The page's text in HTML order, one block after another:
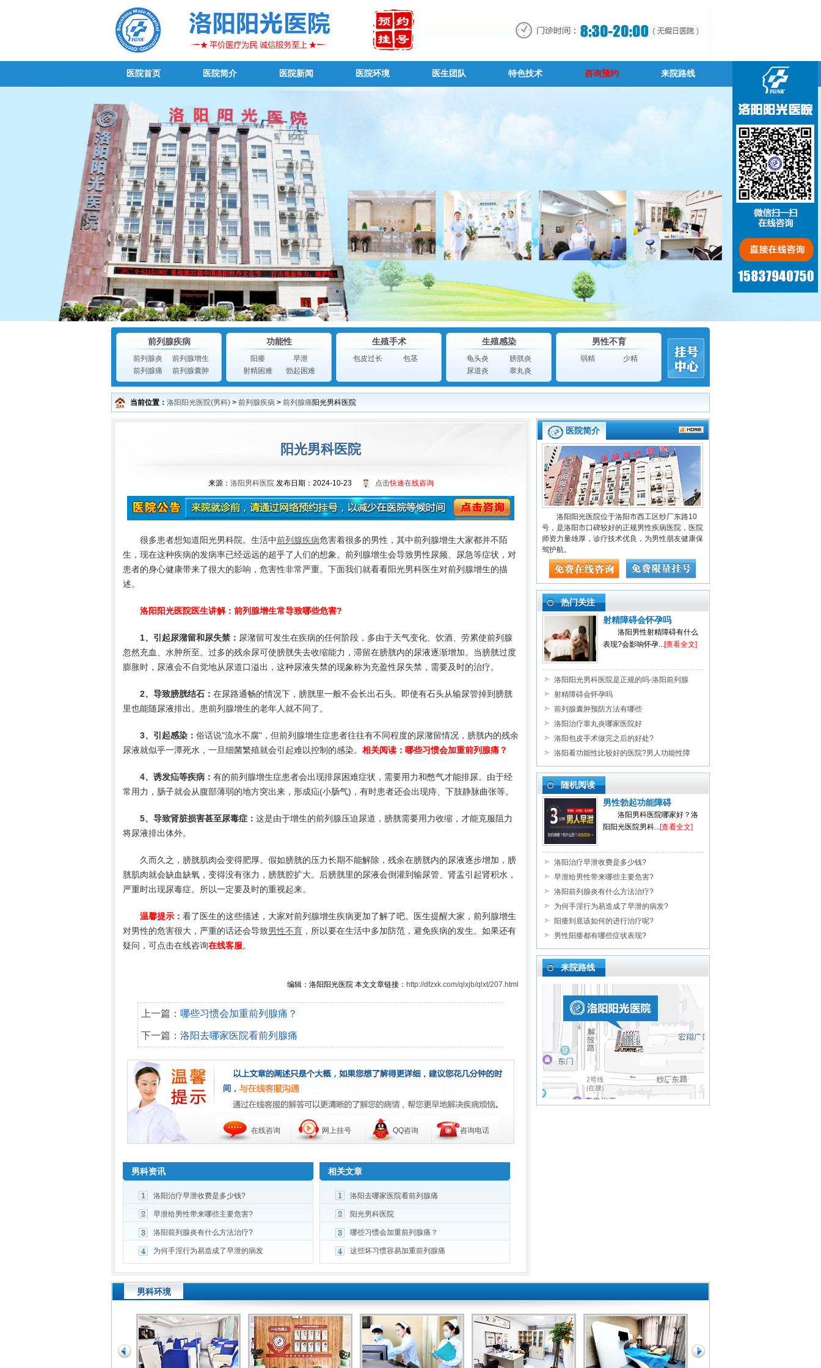
医院首页 医院简介 医院新闻 医院环境 医生团队 特色技术 咨询预约 来院路线
前列腺疾病
前列腺炎
前列腺增生
前列腺痛
前列腺囊肿
功能性
阳痿
早泄
射精困难
勃起困难
生殖手术
包皮过长 包茎
生殖感染
龟头炎
膀胱炎
尿道炎
睾丸炎
男性不育
弱精 少精
当前位置： 洛阳阳光医院(男科) > 前列腺疾病 > 前列腺痛阳光男科医院
阳光男科医院
来源： 洛阳男科医院发布日期：2024-10-23 点击快速在线咨询
很多患者想知道阳光男科院。生活中前列腺疾病危害着很多的男性，其中前列腺增生大家都并不陌
生，现在这种疾病的发病率已经远远的超乎了人们的想象。前列腺增生会导致男性尿频、尿急等症状，对
患者的身心健康带来了很大的影响，危害性非常严重。下面我们就看看阳光男科医生对前列腺增生的描
述。
洛阳阳光医院医生讲解：前列腺增生常导致哪些危害?
1、引起尿潴留和尿失禁： 尿潴留可发生在疾病的任何阶段，多由于天气变化、饮酒、劳累使前列腺
忽然充血、水肿所至。过多的残余尿可使膀胱失去收缩能力，滞留在膀胱内的尿液逐渐增加。当膀胱过度
膨胀时，尿液会不自觉地从尿道口溢出，这种尿液失禁的现象称为充盈性尿失禁，需要及时的治疗。
2、导致膀胱结石： 在尿路通畅的情况下，膀胱里一般不会长出石头。即使有石头从输尿管掉到膀胱
里也能随尿液排出。患前列腺增生的老年人就不同了。
3、引起感染： 俗话说"流水不腐"，但前列腺增生症患者往往有不同程度的尿潴留情况，膀胱内的残余
尿液就似乎一潭死水，一旦细菌繁殖就会引起难以控制的感染。 相关阅读： 哪些习惯会加重前列腺痛？
4、诱发疝等疾病： 有的前列腺增生症患者会出现排尿困难症状，需要用力和憋气才能排尿。由于经
常用力，肠子就会从腹部薄弱的地方突出来，形成疝(小肠气)，有时患者还会出现痔、下肢静脉曲张等。
5、导致肾脏损害甚至尿毒症： 这是由于增生的前列腺压迫尿道，膀胱需要用力收缩，才能克服阻力
将尿液排出体外。
久而久之，膀胱肌肉会变得肥厚。假如膀胱的压力长期不能解除，残余在膀胱内的尿液逐步增加，膀
胱肌肉就会缺血缺氧，变得没有张力，膀胱腔扩大。后膀胱里的尿液会倒灌到输尿管、肾盂引起肾积水，
严重时出现尿毒症。所以一定要及时的重视起来。
温馨提示： 看了医生的这些描述，大家对前列腺增生疾病更加了解了吧。医生提醒大家，前列腺增生
对男性的危害很大，严重的话还会导致男性不育 ，所以要在生活中多加防范，避免疾病的发生。如果还有
疑问，可点击在线咨询在线客服。
编辑：洛阳阳光医院 本文文章链接： http://dfzxk.com/qlxjb/qlxt/207.html
上一篇： 哪些习惯会加重前列腺痛？
下一篇： 洛阳去哪家医院看前列腺痛
在线咨询 网上挂号 QQ咨询 咨询电话
男科资讯
洛阳治疗早泄收费是多少钱?
早泄给男性带来哪些主要危害?
洛阳前列腺炎有什么方法治疗?
为何手淫行为易造成了早泄的病发
相关文章
洛阳去哪家医院看前列腺痛
阳光男科医院
哪些习惯会加重前列腺痛？
这些坏习惯容易加重前列腺痛
医院简介
洛阳阳光医院位于洛阳市西工区纱厂东路10
号，是洛阳市口碑较好的正规男性疾病医院，医院
师资力量雄厚，诊疗技术优良，为男性朋友健康保
驾护航。
热门关注
射精障碍会怀孕吗
洛阳男性射精障碍有什么
表现?会影响怀孕...[查看全文]
洛阳阳光男科医院是正规的吗-洛阳前列腺
射精障碍会怀孕吗
前列腺囊肿预防方法有哪些
洛阳治疗睾丸炎哪家医院好
洛阳包皮手术做完之后的好处?
洛阳看功能性比较好的医院?男人功能性障
随机阅读
男性勃起功能障碍
洛阳男科医院哪家好？洛
阳阳光医院男科...[查看全文]
洛阳治疗早泄收费是多少钱?
早泄给男性带来哪些主要危害?
洛阳前列腺炎有什么方法治疗?
为何手淫行为易造成了早泄的病发?
阳痿到底该如何的进行治疗呢?
男性阳痿都有哪些症状表现?
来院路线
男科环境